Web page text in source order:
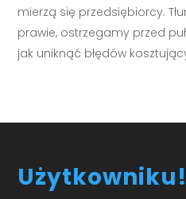
mierzą się przedsiębiorcy.
prawie, ostrzegamy przed
jak uniknąć błędów
Użytkowniku!